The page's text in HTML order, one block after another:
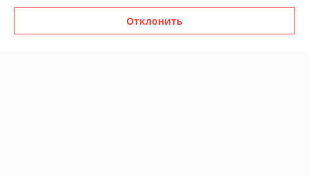
Политика обработки cookies
Отклонить